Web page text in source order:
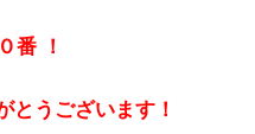
番 ！
うございます！